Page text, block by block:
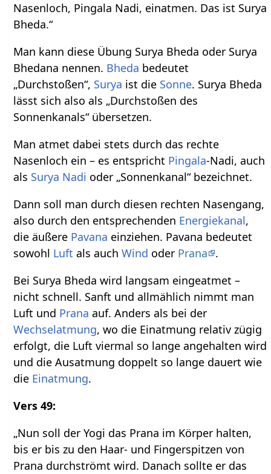
Nasenloch, Pingala Nadi, einatmen. Das ist Surya
Bheda.“
Man kann diese Übung Surya Bheda oder Surya
Bhedana nennen. Bheda bedeutet
„Durchstoßen“, Surya ist die Sonne. Surya Bheda
lässt sich also als „Durchstoßen des
Sonnenkanals“ übersetzen.
Man atmet dabei stets durch das rechte
Nasenloch ein – es entspricht Pingala-Nadi, auch
als Surya Nadi oder „Sonnenkanal“ bezeichnet.
Dann soll man durch diesen rechten Nasengang,
also durch den entsprechenden Energiekanal,
die äußere Pavana einziehen. Pavana bedeutet
sowohl Luft als auchWind oder Prana
.
Bei Surya Bheda wird langsam eingeatmet –
nicht schnell. Sanft und allmählich nimmt man
Luft und Prana auf. Anders als bei der
Wechselatmung, wo die Einatmung relativ zügig
erfolgt, die Luft viermal so lange angehalten wird
und die Ausatmung doppelt so lange dauert wie
die Einatmung.
Vers 49:
„Nun soll der Yogi das Prana im Körper halten,
bis er bis zu den Haar- und Fingerspitzen von
Prana durchströmt wird. Danach sollte er das